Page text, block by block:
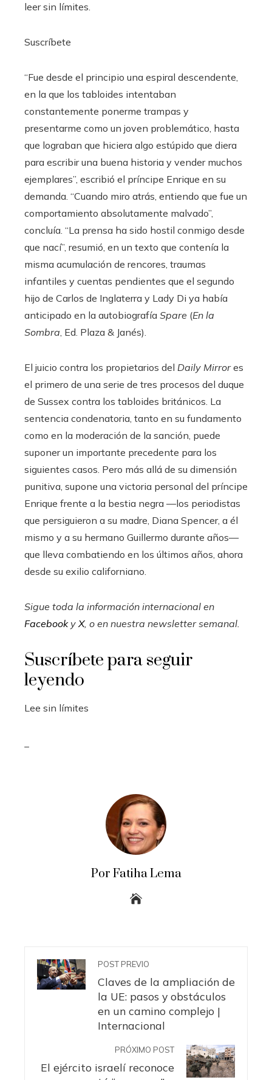
leer sin límites.
Suscríbete
“Fue desde el principio una espiral descendente,
en la que los tabloides intentaban
constantemente ponerme trampas y
presentarme como un joven problemático, hasta
que lograban que hiciera algo estúpido que diera
para escribir una buena historia y vender muchos
ejemplares”, escribió el príncipe Enrique en su
demanda. “Cuando miro atrás, entiendo que fue un
comportamiento absolutamente malvado”,
concluía. “La prensa ha sido hostil conmigo desde
que nací”, resumió, en un texto que contenía la
misma acumulación de rencores, traumas
infantiles y cuentas pendientes que el segundo
hijo de Carlos de Inglaterra y Lady Di ya había
anticipado en la autobiografía Spare (En la
Sombra, Ed. Plaza & Janés).
El juicio contra los propietarios del Daily Mirrores
el primero de una serie de tres procesos del duque
de Sussex contra los tabloides británicos. La
sentencia condenatoria, tanto en su fundamento
como en la moderación de la sanción, puede
suponer un importante precedente para los
siguientes casos. Pero más allá de su dimensión
punitiva, supone una victoria personal del príncipe
Enrique frente a la bestia negra —los periodistas
que persiguieron a su madre, Diana Spencer, a él
mismo y a su hermano Guillermo durante años—
que lleva combatiendo en los últimos años, ahora
desde su exilio californiano.
Sigue toda la información internacional en
FacebookyX, o en nuestra newsletter semanal.
Suscríbete para seguir
leyendo
Lee sin límites
Por Fatiha Lema
POST PREVIO
Claves de la ampliación de
la UE: pasos y obstáculos
en un camino complejo |
Internacional
PRÓXIMO POST
El ejército israelí reconoce